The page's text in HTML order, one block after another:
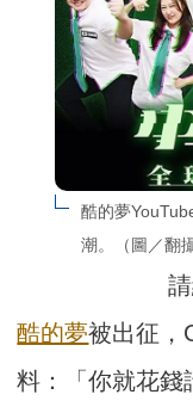
酷的夢
潮。（圖／翻
酷的夢被出征，
料：「你就花錢